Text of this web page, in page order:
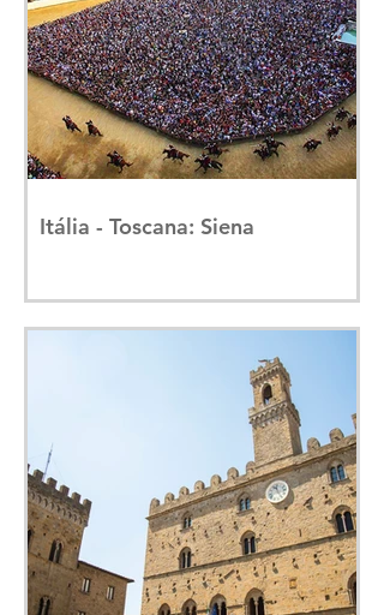
Itália - Toscana: Siena